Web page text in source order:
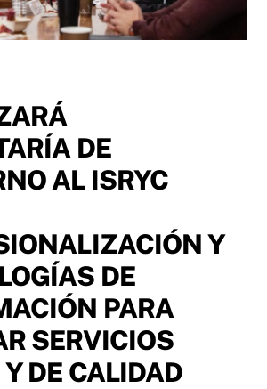
DE
AL ISRYC
Y
DE
PARA
SERVICIOS
DE CALIDAD